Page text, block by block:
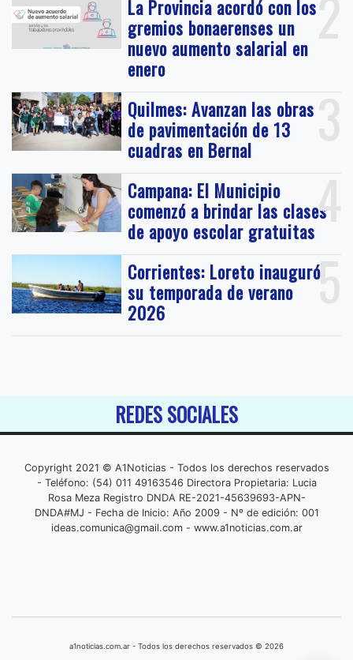
2
La Provincia acordó con los
gremios bonaerenses un
nuevo aumento salarial en
enero
3
Quilmes: Avanzan las obras
de pavimentación de 13
cuadras en Bernal
4
Campana: El Municipio
comenzó a brindar las clases
de apoyo escolar gratuitas
5
Corrientes: Loreto inauguró
su temporada de verano
2026
REDES SOCIALES
Copyright 2021 © A1Noticias - Todos los derechos reservados
- Teléfono: (54) 011 49163546 Directora Propietaria: Lucia
Rosa Meza Registro DNDA RE-2021-45639693-APN-
DNDA#MJ - Fecha de Inicio: Año 2009 - Nº de edición: 001
ideas.comunica@gmail.com- www.a1noticias.com.ar
a1noticias.com.ar - Todos los derechos reservados © 2026